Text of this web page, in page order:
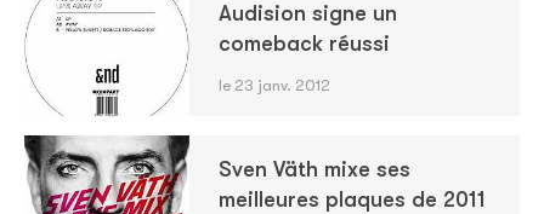
Audision signe un
comeback réussi
le 23 janv. 2012
Sven Väth mixe ses
meilleures plaques de 2011